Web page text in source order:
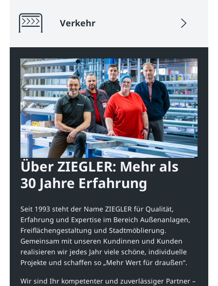
Verkehr
Über ZIEGLER: Mehr als
30 Jahre Erfahrung
Seit 1993 steht der Name ZIEGLER für Qualität,
Erfahrung und Expertise im Bereich Außenanlagen,
Freiflächengestaltung und Stadtmöblierung.
Gemeinsam mit unseren Kundinnen und Kunden
realisieren wir jedes Jahr viele schöne, individuelle
Projekte und schaffen so „Mehr Wert für draußen“.
Wir sind Ihr kompetenter und zuverlässiger Partner –